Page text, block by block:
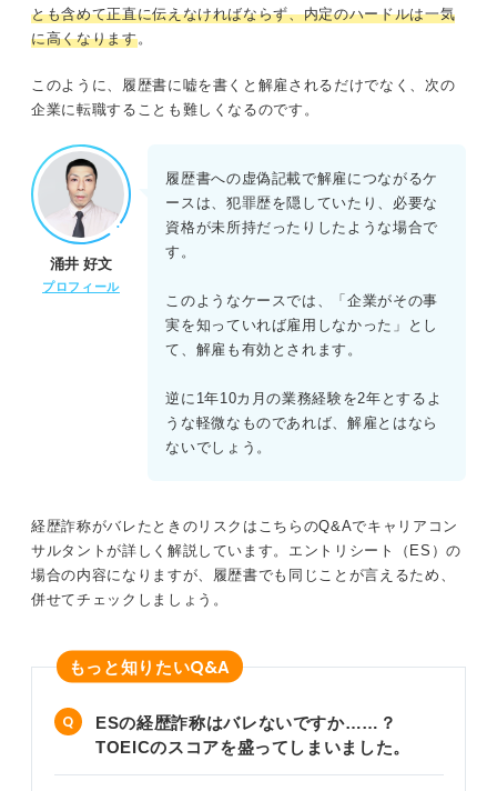
とも含めて正直に伝えなければならず、内定のハードルは一気
に高くなります。
このように、履歴書に嘘を書くと解雇されるだけでなく、次の
企業に転職することも難しくなるのです。
涌井 好文
プロフィール
履歴書への虚偽記載で解雇につながるケ
ースは、犯罪歴を隠していたり、必要な
資格が未所持だったりしたような場合で
す。
このようなケースでは、「企業がその事
実を知っていれば雇用しなかった」とし
て、解雇も有効とされます。
逆に1年10カ月の業務経験を2年とするよ
うな軽微なものであれば、解雇とはなら
ないでしょう。
経歴詐称がバレたときのリスクはこちらのQ&Aでキャリアコン
サルタントが詳しく解説しています。エントリシート（ES）の
場合の内容になりますが、履歴書でも同じことが言えるため、
併せてチェックしましょう。
もっと知りたいQ&A
ESの経歴詐称はバレないですか……？
TOEICのスコアを盛ってしまいました。